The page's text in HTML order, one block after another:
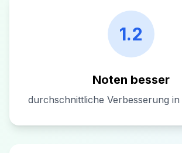
1.2
Noten besser
durchschnittliche Verbesserung